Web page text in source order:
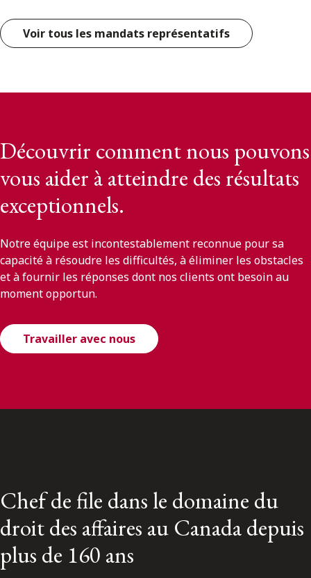
Voir tous les mandats représentatifs
Découvrir comment nous pouvons
vous aider à atteindre des résultats
exceptionnels.
Notre équipe est incontestablement reconnue pour sa
capacité à résoudre les difficultés, à éliminer les obstacles
et à fournir les réponses dont nos clients ont besoin au
moment opportun.
Travailler avec nous
Chef de file dans le domaine du
droit des affaires au Canada depuis
plus de 160 ans